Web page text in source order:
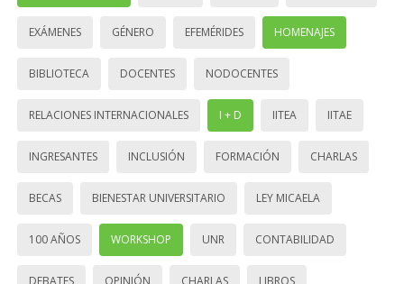
EXÁMENES GÉNERO EFEMÉRIDES HOMENAJES
BIBLIOTECA DOCENTES NODOCENTES
RELACIONES INTERNACIONALES I + D IITEA IITAE
INGRESANTES INCLUSIÓN FORMACIÓN CHARLAS
BECAS BIENESTAR UNIVERSITARIO LEY MICAELA
100 AÑOS WORKSHOP UNR CONTABILIDAD